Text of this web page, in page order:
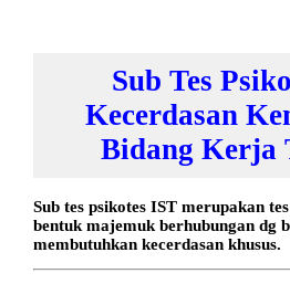
Sub Tes
Kecerdasan
Bidang Kerja
Sub tes psikotes IST merupakan
bentuk majemuk berhubungan dg
membutuhkan kecerdasan khusus.